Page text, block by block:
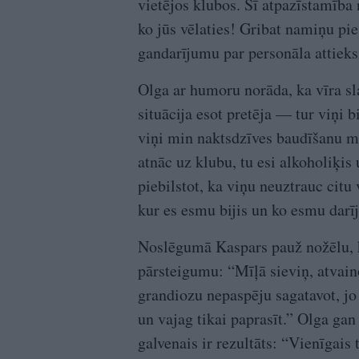
vietējos klubos. Šī atpazīstamība
ko jūs vēlaties! Gribat namiņu
gandarījumu par personāla
Olga ar humoru norāda, ka vīra
situācija esot pretēja — tur viņi
viņi min naktsdzīves baudīšanu
atnāc uz klubu, tu esi alkoholiķis
piebilstot, ka viņu neuztrauc
kur es esmu bijis un ko esmu
Noslēgumā Kaspars pauž
pārsteigumu: “Mīļā sieviņ,
grandiozu nepaspēju sagatavot,
un vajag tikai paprasīt.” Olga
galvenais ir rezultāts: